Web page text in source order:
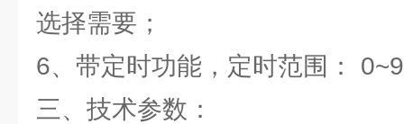
选择需要；
6、带定时功能，定时范围：
三、 技术参数：